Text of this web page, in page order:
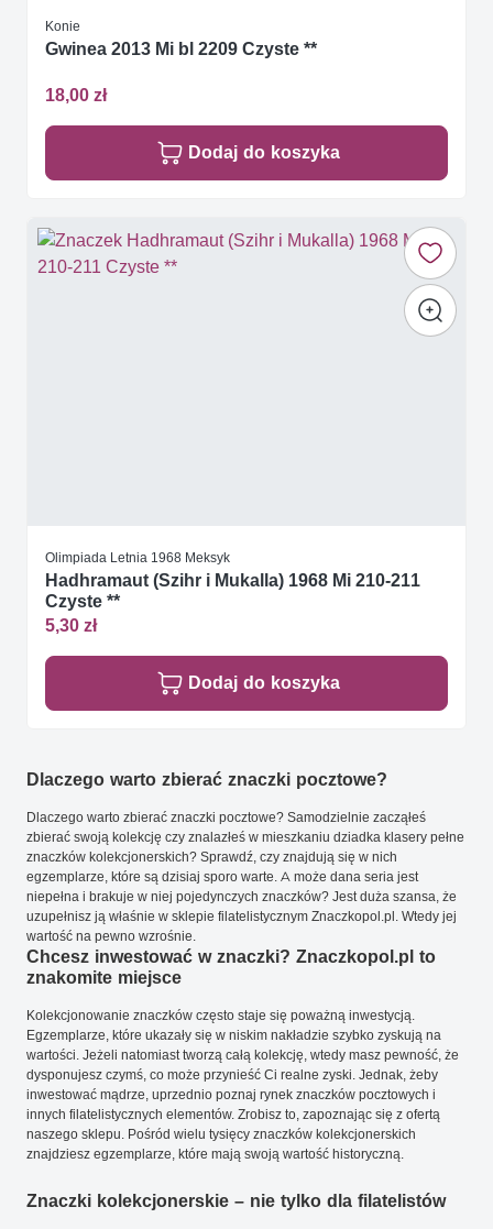
Konie
Gwinea 2013 Mi bl 2209 Czyste **
18,00 zł
Dodaj do koszyka
Olimpiada Letnia 1968 Meksyk
Hadhramaut (Szihr i Mukalla) 1968 Mi 210-211
Czyste **
5,30 zł
Dodaj do koszyka
Dlaczego warto zbierać znaczki pocztowe?
Dlaczego warto zbierać znaczki pocztowe? Samodzielnie zacząłeś
zbierać swoją kolekcję czy znalazłeś w mieszkaniu dziadka klasery pełne
znaczków kolekcjonerskich? Sprawdź, czy znajdują się w nich
egzemplarze, które są dzisiaj sporo warte. A może dana seria jest
niepełna i brakuje w niej pojedynczych znaczków? Jest duża szansa, że
uzupełnisz ją właśnie w sklepie filatelistycznym Znaczkopol.pl. Wtedy jej
wartość na pewno wzrośnie.
Chcesz inwestować w znaczki? Znaczkopol.pl to
znakomite miejsce
Kolekcjonowanie znaczków często staje się poważną inwestycją.
Egzemplarze, które ukazały się w niskim nakładzie szybko zyskują na
wartości. Jeżeli natomiast tworzą całą kolekcję, wtedy masz pewność, że
dysponujesz czymś, co może przynieść Ci realne zyski. Jednak, żeby
inwestować mądrze, uprzednio poznaj rynek znaczków pocztowych i
innych filatelistycznych elementów. Zrobisz to, zapoznając się z ofertą
naszego sklepu. Pośród wielu tysięcy znaczków kolekcjonerskich
znajdziesz egzemplarze, które mają swoją wartość historyczną.
Znaczki kolekcjonerskie – nie tylko dla filatelistów